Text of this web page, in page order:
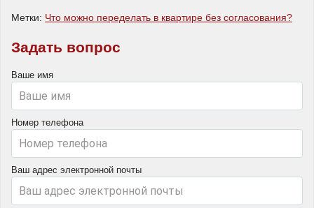
Метки: Что можно переделать в квартире без согласования?
Задать вопрос
Ваше имя
Номер телефона
Ваш адрес электронной почты